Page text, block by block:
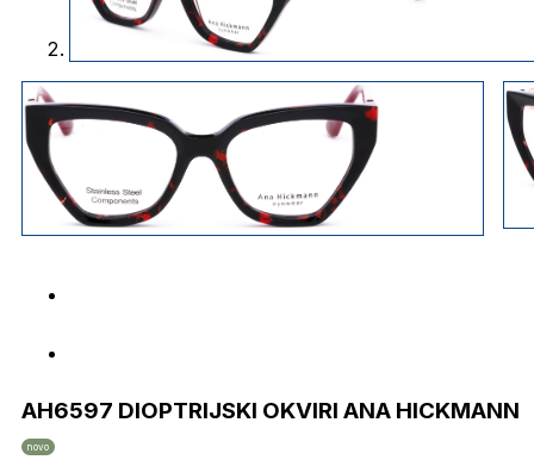
AH6597 DIOPTRIJSKI OKVIRI ANA HICKMANN
novo